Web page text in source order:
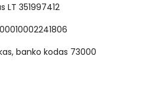
LT 351997412
banko kodas 73000